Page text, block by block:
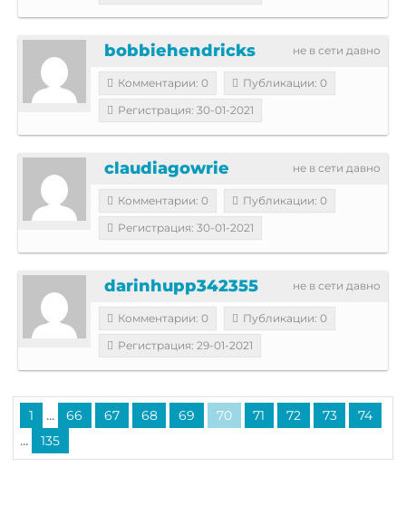
не в сети давно
bobbiehendricks
Комментарии: 0
Публикации: 0
Регистрация: 30-01-2021
не в сети давно
claudiagowrie
Комментарии: 0
Публикации: 0
Регистрация: 30-01-2021
не в сети давно
darinhupp342355
Комментарии: 0
Публикации: 0
Регистрация: 29-01-2021
1 ... 66 67 68 69 70 71 72 73 74
... 135